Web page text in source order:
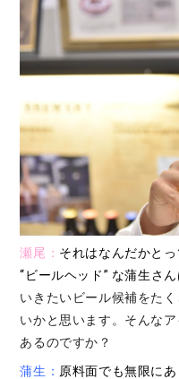
瀬尾： それはなんだかと
“ビールヘッド” な蒲生さん
いきたいビール候補をた
いかと思います。そんな
あるのですか？
蒲生： 原料面でも無限に